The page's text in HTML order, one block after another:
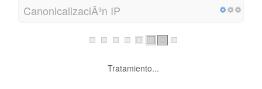
CanonicalizaciÃ³n IP
Tratamiento...